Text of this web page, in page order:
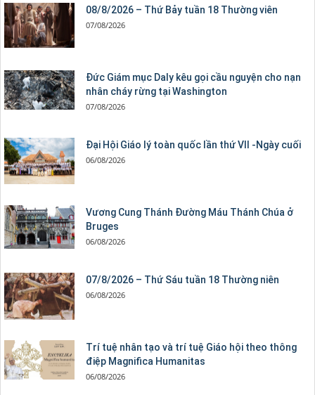
08/8/2026 – Thứ Bảy tuần 18 Thường viên
07/08/2026
Đức Giám mục Daly kêu gọi cầu nguyện cho nạn
nhân cháy rừng tại Washington
07/08/2026
Đại Hội Giáo lý toàn quốc lần thứ VII -Ngày cuối
06/08/2026
Vương Cung Thánh Ðường Máu Thánh Chúa ở
Bruges
06/08/2026
07/8/2026 – Thứ Sáu tuần 18 Thường niên
06/08/2026
Trí tuệ nhân tạo và trí tuệ Giáo hội theo thông
điệp Magnifica Humanitas
06/08/2026